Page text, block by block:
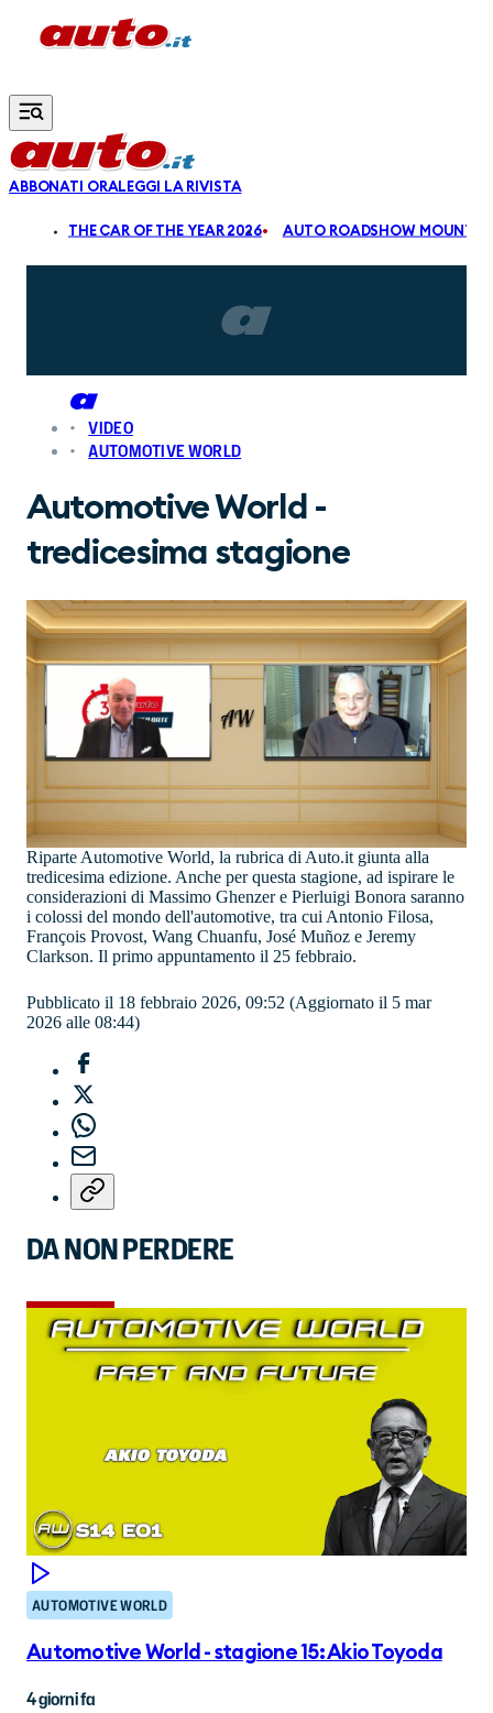
Vai al contenuto principale
ABBONATI ORALEGGI LA RIVISTA
THE CAR OF THE YEAR 2026 AUTO ROADSHOW
VIDEO
AUTOMOTIVE WORLD
Automotive World -
tredicesima stagione
Riparte Automotive World, la rubrica di Auto.it giunta alla
tredicesima edizione. Anche per questa stagione, ad ispirare le
considerazioni di Massimo Ghenzer e Pierluigi Bonora saranno
i colossi del mondo dell'automotive, tra cui Antonio Filosa,
François Provost, Wang Chuanfu, José Muñoz e Jeremy
Clarkson. Il primo appuntamento il 25 febbraio.
Pubblicato il 18 febbraio 2026, 09:52 (Aggiornato il 5 mar
2026 alle 08:44)
DA NON PERDERE
AUTOMOTIVE WORLD
Automotive World - stagione 15: Akio Toyoda
4 giorni fa